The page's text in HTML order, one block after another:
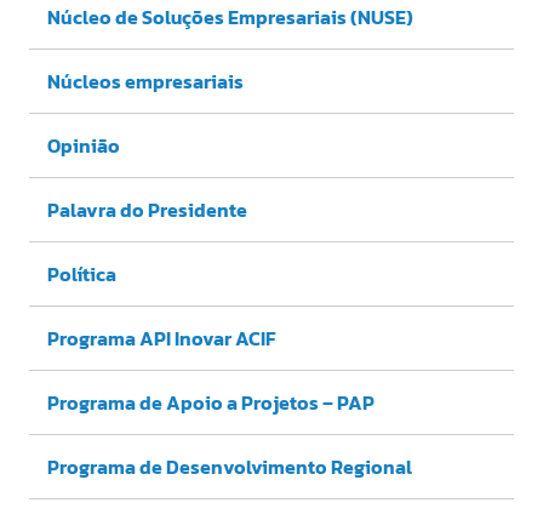
Núcleo de Soluções Empresariais (NUSE)
Núcleos empresariais
Opinião
Palavra do Presidente
Política
Programa API Inovar ACIF
Programa de Apoio a Projetos – PAP
Programa de Desenvolvimento Regional